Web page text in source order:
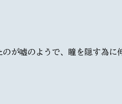
が嘘のようで、瞳を隠す為に